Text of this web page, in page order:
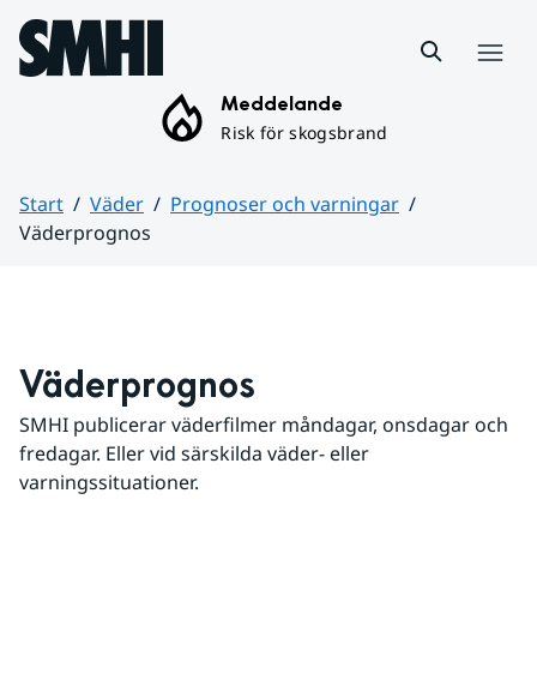
Hoppa till sidans innehåll
Meddelande
Risk för skogsbrand
Start Väder
Prognoser och varningar
Väderprognos
Väderprognos
SMHI publicerar väderfilmer måndagar, onsdagar och
fredagar. Eller vid särskilda väder- eller
varningssituationer.